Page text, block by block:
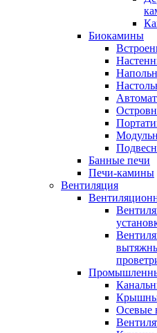
Биокамины
Банные печи
Печи-камины
Вентиляция
Осевые